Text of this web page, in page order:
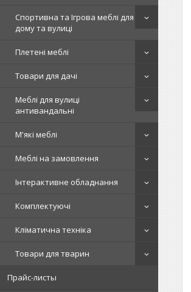
Спортивна та Ігрова меблі для
дому та вулиці
Плетені меблі
Товари для дачі
Меблі для вулиці
антивандальні
М'які меблі
Меблі на замовлення
Інтерактивне обладнання
Комплектуючі
Кліматична техніка
Товари для тварин
Прайс-листы